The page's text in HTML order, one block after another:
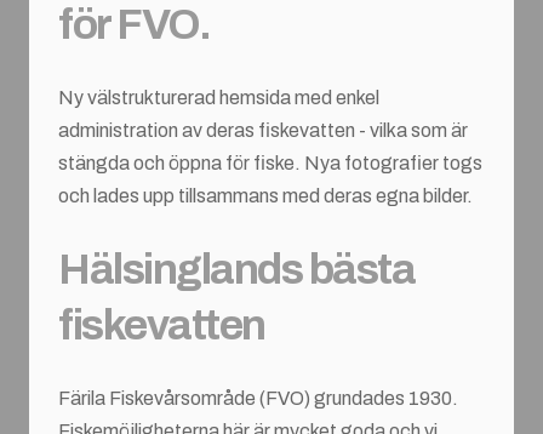
för FVO.
Ny välstrukturerad hemsida med enkel
administration av deras fiskevatten - vilka som är
stängda och öppna för fiske. Nya fotografier togs
och lades upp tillsammans med deras egna bilder.
Hälsinglands bästa
fiskevatten
Färila Fiskevårsområde (FVO) grundades 1930.